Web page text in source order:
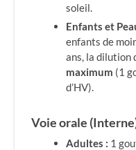
soleil.
Enfants et
enfants de
ans, la dilution
maximum (1
d’HV).
Voie orale
Adultes : 1